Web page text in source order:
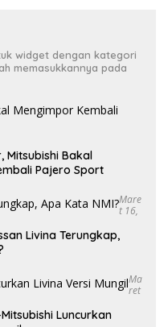
widget dengan kategori
memasukkannya pada
Mitsubishi Bakal
Pajero Sport
Mare
T 16,
Livina Terungkap,
Ma
Ret
Luncurkan